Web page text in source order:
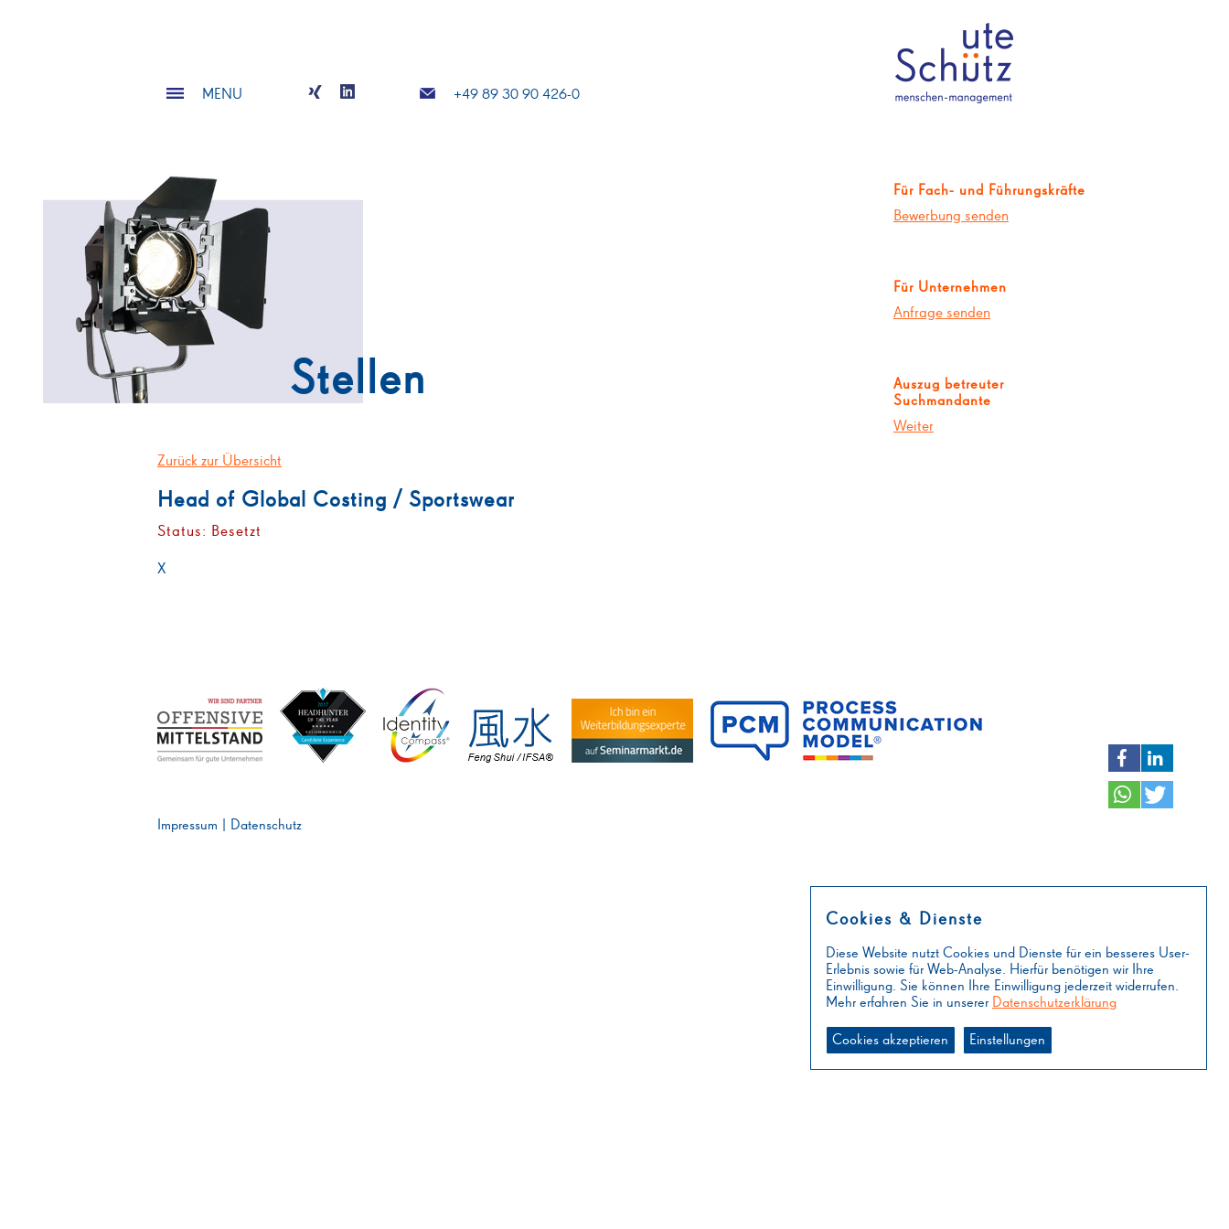
MENU +49 89 30 90 426-0
Stellen
Zurück zur Übersicht
Head of Global Costing / Sportswear
Status: Besetzt
X
Für Fach- und Führungskräfte
Bewerbung senden
Für Unternehmen
Anfrage senden
Auszug betreuter
Suchmandante
Weiter
Impressum Datenschutz
Cookies & Dienste
Diese Website nutzt Cookies und Dienste für ein besseres User-
Erlebnis sowie für Web-Analyse. Hierfür benötigen wir Ihre
Einwilligung. Sie können Ihre Einwilligung jederzeit widerrufen.
Mehr erfahren Sie in unserer Datenschutzerklärung
Cookies akzeptieren Einstellungen